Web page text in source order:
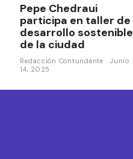
Pepe Chedraui
participa en taller de
desarrollo sostenible
de la ciudad
Redacción Contundente
Junio
14, 2025